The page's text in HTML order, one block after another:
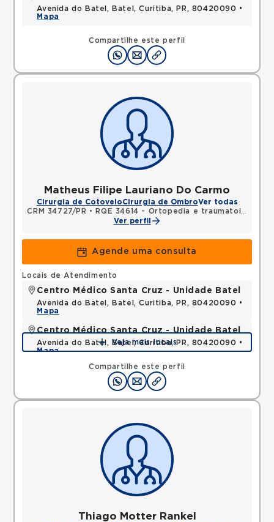
Compartilhe este perfil
Avenida do Batel, Batel, Curitiba, PR, 80420090 •
Mapa
Matheus Filipe Lauriano Do Carmo
Cirurgia de CotoveloCirurgia de OmbroVer todas
CRM 34727/PR •
RQE 34614 - Ortopedia e traumatologia
Ver perfil
Agende uma consulta
Compartilhe este perfil
Locais de Atendimento
Centro Médico Santa Cruz - Unidade Batel
Avenida do Batel, Batel, Curitiba, PR, 80420090 •
Mapa
Centro Médico Santa Cruz - Unidade Batel
Avenida do Batel, Batel, Curitiba, PR, 80420090 •
Mapa
Veja mais locais
Thiago Motter Rankel